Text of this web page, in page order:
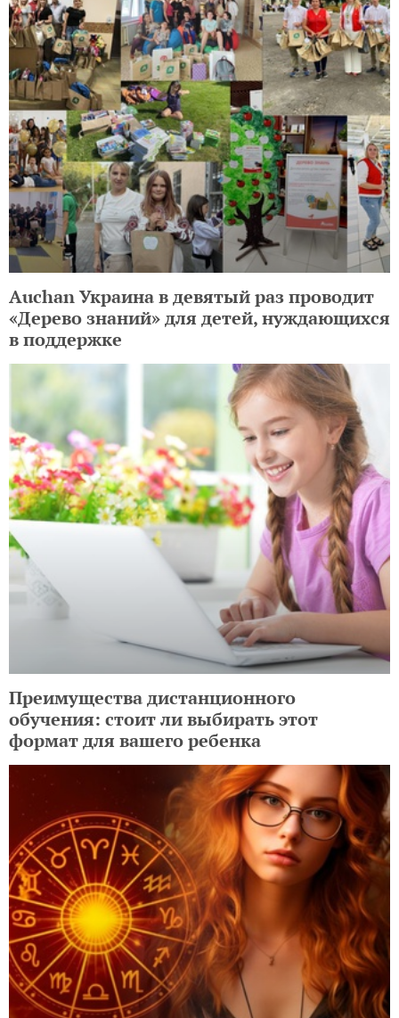
Auchan Украина в девятый раз проводит
«Дерево знаний» для детей, нуждающихся
в поддержке
Преимущества дистанционного
обучения: стоит ли выбирать этот
формат для вашего ребенка